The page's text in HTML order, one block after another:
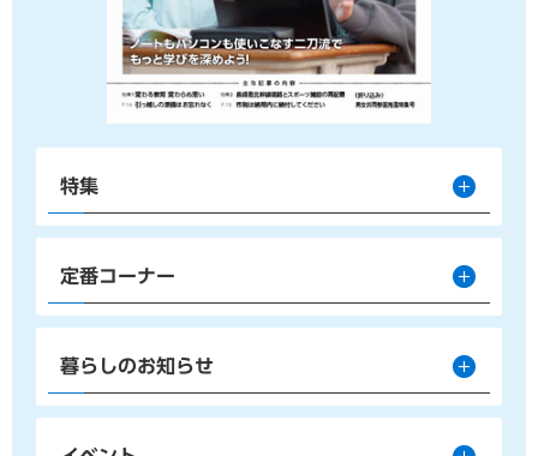
特集
定番コーナー
暮らしのお知らせ